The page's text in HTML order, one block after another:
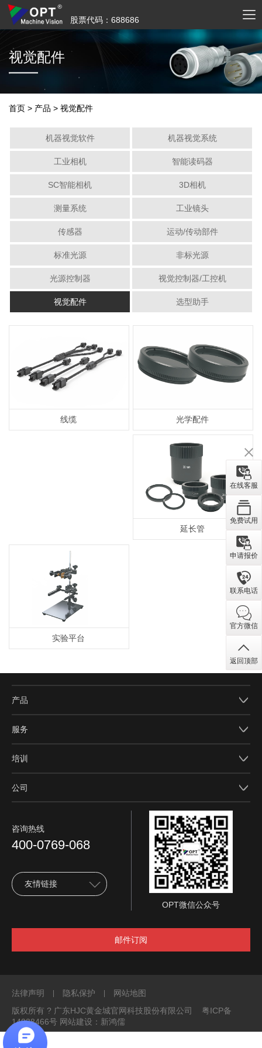
股票代码：688686
视觉配件
首页 > 产品 > 视觉配件
机器视觉软件 机器视觉系统
工业相机 智能读码器
SC智能相机 3D相机
测量系统 工业镜头
传感器 运动/传动部件
标准光源 非标光源
光源控制器 视觉控制器/工控机
视觉配件 选型助手
线缆 光学配件
延长管
实验平台
产品
服务
培训
公司
咨询热线
400-0769-068
友情链接
OPT微信公众号
邮件订阅
法律声明 | 隐私保护 |
网站地图
版权所有 ? 广东HJC黄金城官网科技股份有限公司 粤ICP备
14038466号 网站建设：新鸿儒
在线客服
免费试用
申请报价
联系电话
官方微信
返回顶部